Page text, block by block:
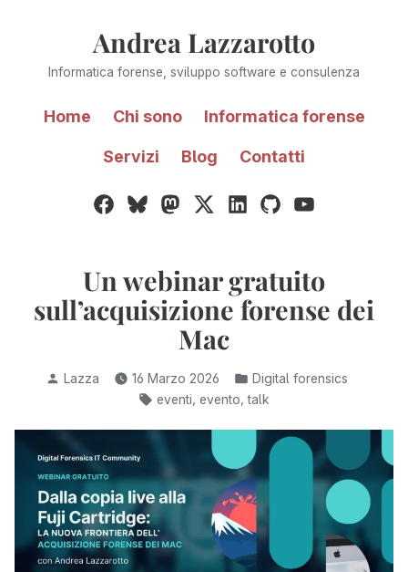
Andrea Lazzarotto
Informatica forense, sviluppo software e consulenza
Home Chi sono Informatica forense
Servizi Blog Contatti
Facebook
BlueskyMastodon
TwitterLinkedInGitHubYouTube
Un webinar gratuito
sull’acquisizione forense dei
Mac
Pubblicato
Lazza 16 Marzo 2026
Pubblicato
in:
Digital forensics
Tag:
eventi evento ,talk